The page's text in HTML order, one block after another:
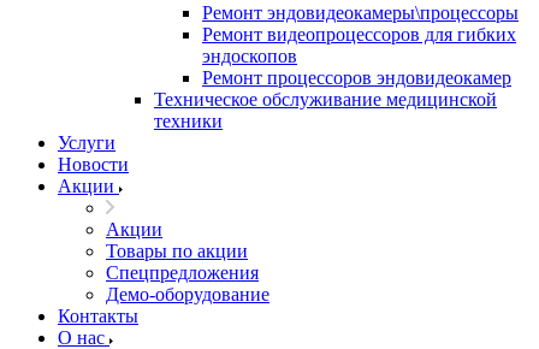
Ремонт эндовидеокамеры\процессоры
Ремонт видеопроцессоров для гибких
эндоскопов
Ремонт процессоров эндовидеокамер
Техническое обслуживание медицинской
техники
Услуги
Новости
Акции
Акции
Товары по акции
Спецпредложения
Демо-оборудование
Контакты
О нас